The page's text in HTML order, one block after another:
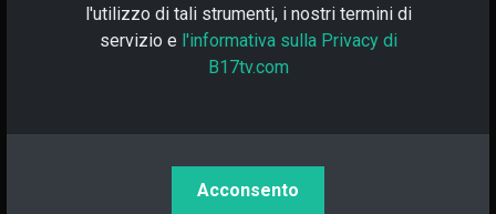
l'utilizzo di tali strumenti, i nostri termini di
servizio e l'informativa sulla Privacy di
B17tv.com
Acconsento
armati e altri veicoli corazzati da combattimento, 1.139
lanciarazzi multipli, 5.504 artiglieria da campo e mortai e
11.735 unità di veicoli militari speciali.